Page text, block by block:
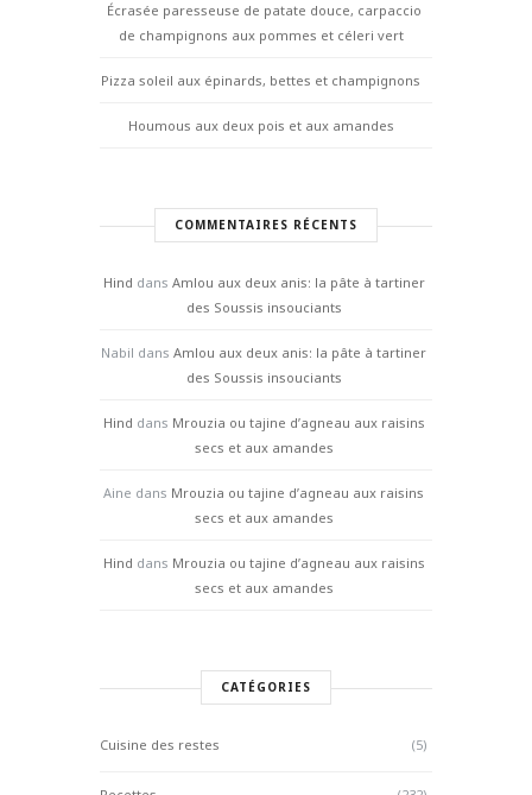
Écrasée paresseuse de patate douce, carpaccio
de champignons aux pommes et céleri vert
Pizza soleil aux épinards, bettes et champignons
Houmous aux deux pois et aux amandes
COMMENTAIRES RÉCENTS
Hind dans Amlou aux deux anis: la pâte à tartiner
des Soussis insouciants
Nabil dans Amlou aux deux anis: la pâte à tartiner
des Soussis insouciants
Hind dans Mrouzia ou tajine d’agneau aux raisins
secs et aux amandes
Aine dans Mrouzia ou tajine d’agneau aux raisins
secs et aux amandes
Hind dans Mrouzia ou tajine d’agneau aux raisins
secs et aux amandes
CATÉGORIES
Cuisine des restes (5)